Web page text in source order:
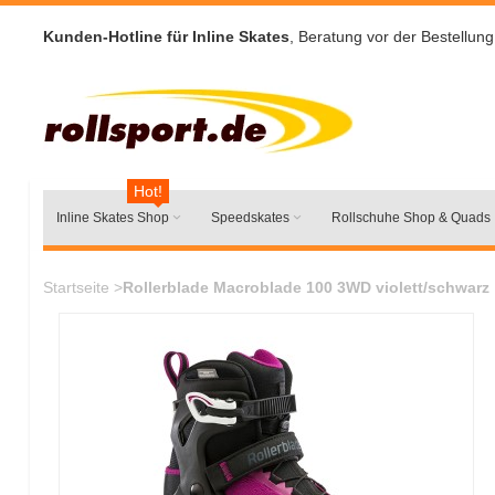
Kunden-Hotline für Inline Skates , Beratung vor der
Inline Skates Shop
Hot!
Speedskates Rollschuhe Shop & Quads
Startseite >Rollerblade Macroblade 100 3WD violett/schwarz